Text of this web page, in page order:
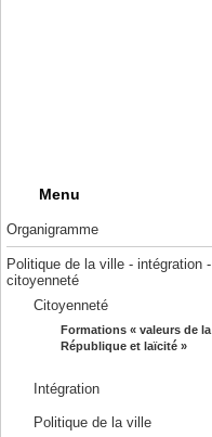
Menu
Organigramme
Politique de la ville - intégration -
citoyenneté
Citoyenneté
Formations « valeurs de la
République et laïcité »
Intégration
Politique de la ville